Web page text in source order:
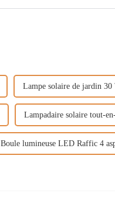
Lampe solaire de jardin 30
Lampadaire solaire tout-
Boule lumineuse LED Raffic 4